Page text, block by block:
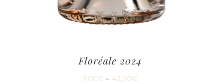
Floréale 2024
7,00€ – 42,00€